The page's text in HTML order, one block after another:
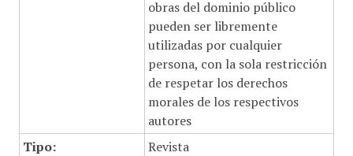
obras del dominio público
pueden ser libremente
utilizadas por cualquier
persona, con la sola restricción
de respetar los derechos
morales de los respectivos
autores
Tipo:
Revista